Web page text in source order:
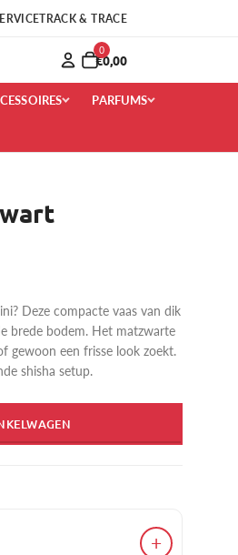
TRACK & TRACE
0
€0,00
PARFUMS
Deze compacte vaas van dik
brede bodem. Het matzwarte
gewoon een frisse look zoekt.
shisha setup.
+